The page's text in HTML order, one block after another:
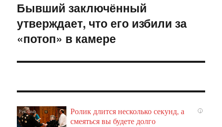
Следующая
запись:
Бывший заключённый
утверждает, что его избили за
«потоп» в камере
i
Ролик длится несколько секунд, а
смеяться вы будете долго